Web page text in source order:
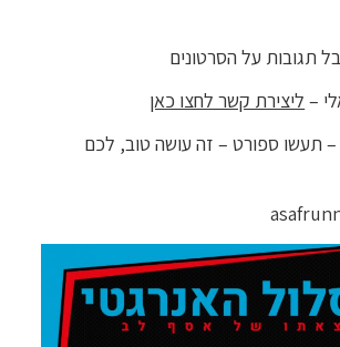
תגובות על הסרטונים
– ליצירת קשר לחצו כאן
תעשו ספורט – זה עושה טוב, לכם